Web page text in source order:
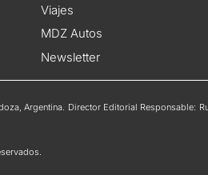
Viajes
MDZ Autos
Newsletter
Argentina. Director Editorial Responsable: